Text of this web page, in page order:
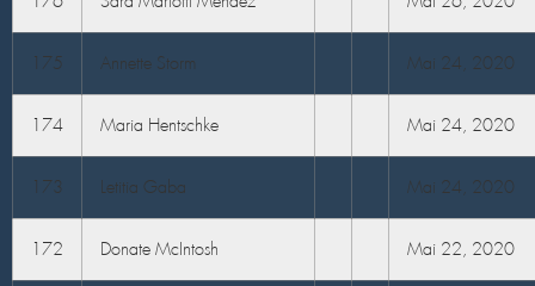
175 Annette Storm Mai 24, 2020
174 Maria Hentschke Mai 24, 2020
173 Letitia Gaba Mai 24, 2020
172 Donate McIntosh Mai 22, 2020